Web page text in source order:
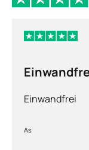
Einwandfrei
As